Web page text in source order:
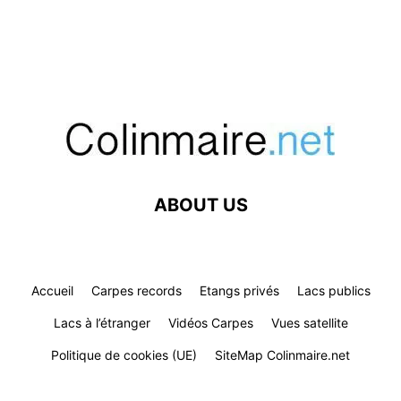
ABOUT US
Accueil Carpes records Etangs privés Lacs publics
Lacs à l’étranger Vidéos Carpes Vues satellite
Politique de cookies (UE) SiteMap Colinmaire.net